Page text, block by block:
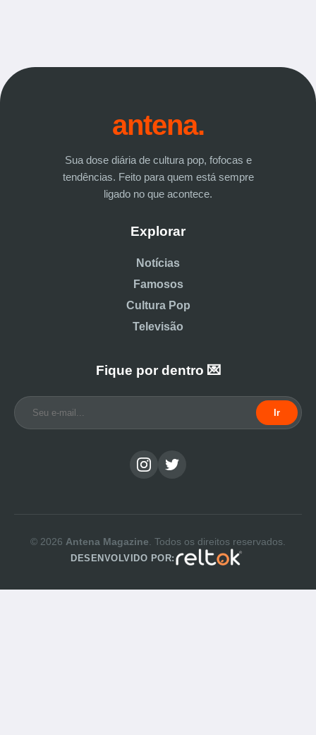
antena.
Sua dose diária de cultura pop, fofocas e
tendências. Feito para quem está sempre
ligado no que acontece.
Explorar
Notícias
Famosos
Cultura Pop
Televisão
Fique por dentro 💌
Ir
© 2026 Antena Magazine . Todos os direitos reservados.
DESENVOLVIDO POR: